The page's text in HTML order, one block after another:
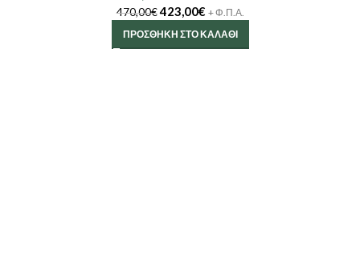
470,00€423,00€ + Φ.Π.Α.
ΠΡΟΣΘΉΚΗ ΣΤΟ ΚΑΛΆΘΙ